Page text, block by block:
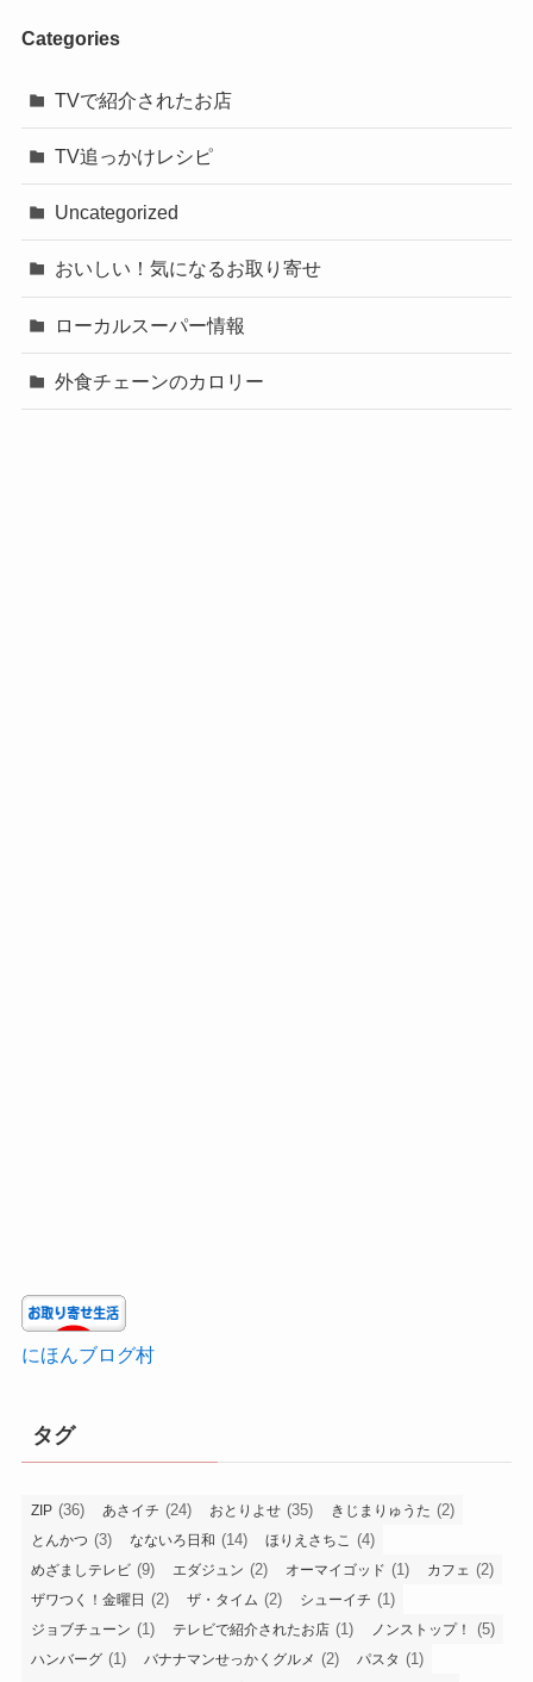
Categories
TVで紹介されたお店
TV追っかけレシピ
Uncategorized
おいしい！気になるお取り寄せ
ローカルスーパー情報
外食チェーンのカロリー
にほんブログ村
タグ
ZIP (36) あさイチ (24) おとりよせ (35) きじまりゅうた (2)
とんかつ (3) なないろ日和 (14) ほりえさちこ (4)
めざましテレビ (9) エダジュン (2) オーマイゴッド (1) カフェ (2)
ザワつく！金曜日 (2) ザ・タイム (2) シューイチ (1)
ジョブチューン (1) テレビで紹介されたお店 (1) ノンストップ！ (5)
ハンバーグ (1) バナナマンせっかくグルメ (2) パスタ (1)